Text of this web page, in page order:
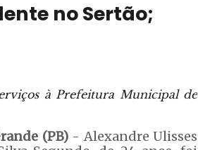
no Sertão;
à Prefeitura Municipal de
(PB)- Alexandre Ulisses